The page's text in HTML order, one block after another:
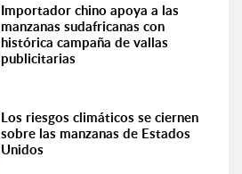
Importador chino apoya a las
manzanas sudafricanas con
histórica campaña de vallas
publicitarias
Los riesgos climáticos se ciernen
sobre las manzanas de Estados
Unidos